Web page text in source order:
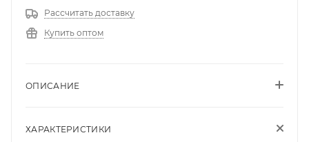
Рассчитать доставку
Купить оптом
ОПИСАНИЕ
ХАРАКТЕРИСТИКИ